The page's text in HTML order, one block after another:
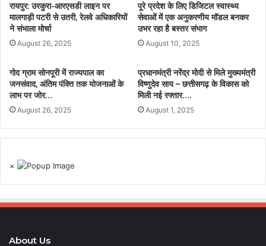
रायपुर: उरकुरा-आरएसडी लाइन पर
मालगाड़ी पटरी से उतरी, रेलवे अधिकारियों
ने संभाला मोर्चा
August 26, 2025
पूरे प्रदेश के लिए डिजिटल स्वास्थ्य
सेवाओं में एक अनुकरणीय मॉडल बनकर
उभर रहा है बस्तर संभाग
August 10, 2025
गोद ग्राम सोनपूरी में राज्यपाल का
जनसंवाद, अंतिम पंक्ति तक योजनाओं के
लाभ पर जोर…
August 26, 2025
प्रधानमंत्री नरेंद्र मोदी से मिले मुख्यमंत्री
विष्णुदेव साय – छत्तीसगढ़ के विकास को
मिली नई रफ्तार….
August 1, 2025
×
About Us